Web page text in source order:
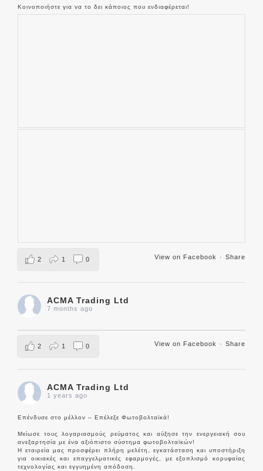
Κοινοποιήστε για να το δει κάποιος που ενδιαφέρεται!
View on Facebook · Share
2 1 0
ACMA Trading Ltd
7 months ago
View on Facebook · Share
2 1 0
ACMA Trading Ltd
1 years ago
Επένδυσε στο μέλλον – Επέλεξε Φωτοβολταϊκά!
Μείωσε τους λογαριασμούς ρεύματος και αύξησε την ενεργειακή σου
ανεξαρτησία με ένα αξιόπιστο σύστημα φωτοβολταϊκών!
Η εταιρεία μας προσφέρει πλήρη μελέτη, εγκατάσταση και υποστήριξη
για οικιακές και επαγγελματικές εφαρμογές, με εξοπλισμό κορυφαίας
τεχνολογίας και εγγυημένη απόδοση.